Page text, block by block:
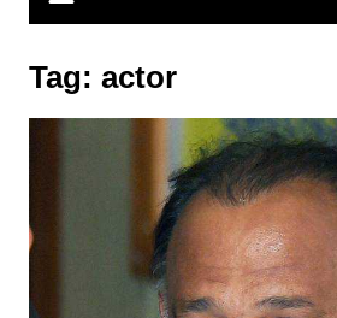
Tag: actor